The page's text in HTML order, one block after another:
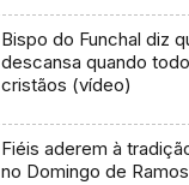
Bispo do Funchal diz
descansa quando
cristãos (vídeo)
Fiéis aderem à
no Domingo de